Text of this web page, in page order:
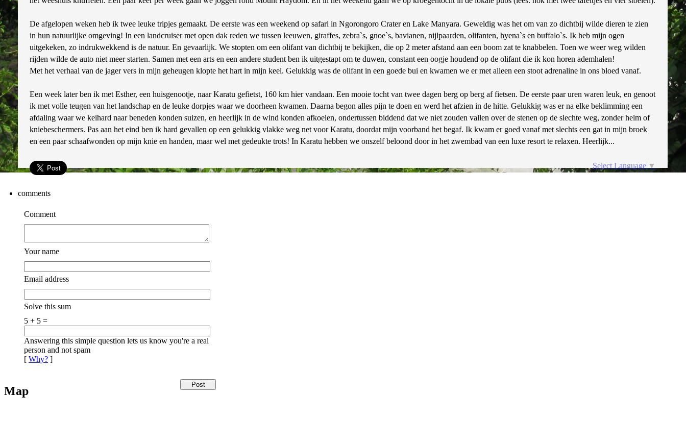
De afgelopen weken heb ik twee leuke tripjes gemaakt. De eerste was een weekend op safari in Ngorongoro Crater en Lake Manyara. Geweldig was het om van zo dichtbij wilde dieren te zien
in hun natuurlijke omgeving! In een landcruiser met open dak reden we tussen leeuwen, giraffes, zebra`s, gnoe`s, bavianen, nijlpaarden, olifanten, hyena`s en buffalo`s. Ik heb mijn ogen
uitgekeken, zo indrukwekkend is de natuur. En gevaarlijk. We stopten om een olifant van dichtbij te bekijken, die op 2 meter afstand aan een boom zat te knabbelen. Toen we weer weg wilden
rijden wilde de auto niet meer starten. Samen met een arts en een andere student ben ik uitgestapt om te duwen, constant een oogje houdend op de olifant die ik kon horen ademhalen!
Met het verhaal van de jager vers in mijn geheugen klopte het hart in mijn keel. Gelukkig was de olifant in een goede bui en kwamen we er met alleen een stoot adrenaline in ons bloed vanaf.
Een week later ben ik met Esther, een huisgenootje, naar Karatu gefietst, 160 km hier vandaan. Een mooie tocht van twee dagen berg op berg af fietsen. De eerste paar uren waren leuk, en genoot
ik met volle teugen van het landschap en de leuke dorpjes waar we doorheen kwamen. Daarna begon alles pijn te doen en werd het afzien in de hitte. Gelukkig was er na elke beklimming een
afdaling waar we keihard naar beneden konden suizen, en heerlijk in de wind konden afkoelen, ondertussen biddend dat we niet zouden vallen over de stenen op de slechte weg, zonder helm of
kniebeschermers. Pas aan het eind ben ik hard gevallen op een gelukkig vlakke weg net voor Karatu, doordat mijn voorband het begaf. Ik kwam er goed vanaf met slechts een gat in mijn broek
en een paar schaafwonden op mijn knie en handen, maar wel met gedeukte trots! In Karatu hebben we onszelf beloond door in het zwembad van een luxe resort te relaxen. Heerlijk...
Select Language ▼
comments
Comment
Your name
Email address
Solve this sum
5 + 5 =
Answering this simple question lets us know you're a real
person and not spam
[ Why? ]
Map